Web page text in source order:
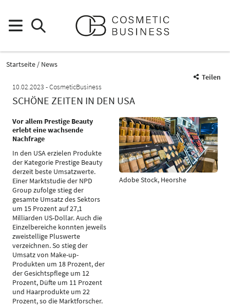
Startseite
News
Teilen
10.02.2023
CosmeticBusiness
SCHÖNE ZEITEN IN DEN USA
Vor allem Prestige Beauty
erlebt eine wachsende
Nachfrage
In den USA erzielen Produkte
der Kategorie Prestige Beauty
derzeit beste Umsatzwerte.
Einer Marktstudie der NPD
Group zufolge stieg der
gesamte Umsatz des Sektors
um 15 Prozent auf 27,1
Milliarden US-Dollar. Auch die
Einzelbereiche konnten jeweils
zweistellige Pluswerte
verzeichnen. So stieg der
Umsatz von Make-up-
Produkten um 18 Prozent, der
der Gesichtspflege um 12
Prozent, Düfte um 11 Prozent
und Haarprodukte um 22
Prozent, so die Marktforscher.
Adobe Stock, Heorshe